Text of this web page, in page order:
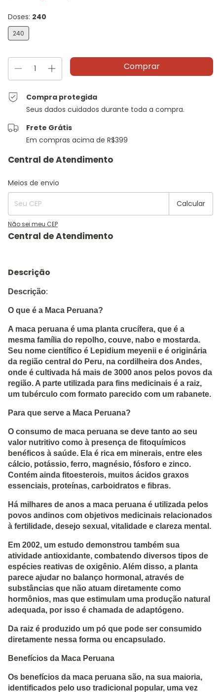
Doses: 240
240
Compra protegida
Seus dados cuidados durante toda a compra.
Frete Grátis
Em compras acima de R$399
Entregas para o CEP:
Meios de envio
Calcular
Não sei meu CEP
Descrição
Descrição:
O que é a Maca Peruana?
A maca peruana é uma planta crucífera, que é a
mesma família do repolho, couve, nabo e mostarda.
Seu nome científico é Lepidium meyenii e é originária
da região central do Peru, na cordilheira dos Andes,
onde é cultivada há mais de 3000 anos pelos povos da
região. A parte utilizada para fins medicinais é a raiz,
um tubérculo com formato parecido com um rabanete.
Para que serve a Maca Peruana?
O consumo de maca peruana se deve tanto ao seu
valor nutritivo como à presença de fitoquímicos
benéficos à saúde. Ela é rica em minerais, entre eles
cálcio, potássio, ferro, magnésio, fósforo e zinco.
Contém ainda fitoesterois, muitos ácidos graxos
essenciais, proteínas, carboidratos e fibras.
Há milhares de anos a maca peruana é utilizada pelos
povos andinos com objetivos medicinais relacionados
à fertilidade, desejo sexual, vitalidade e clareza mental.
Em 2002, um estudo demonstrou também sua
atividade antioxidante, combatendo diversos tipos de
espécies reativas de oxigênio. Além disso, a planta
parece ajudar no balanço hormonal, através de
substâncias que não atuam diretamente como
hormônios, mas que estimulam uma produção natural
adequada, por isso é chamada de adaptógeno.
Da raiz é produzido um pó que pode ser consumido
diretamente nessa forma ou encapsulado.
Benefícios da Maca Peruana
Os benefícios da maca peruana são, na sua maioria,
identificados pelo uso tradicional popular, uma vez